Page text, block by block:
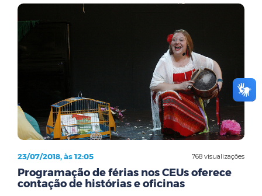
768 visualizações
23/07/2018, às 12:05
Programação de férias nos CEUs oferece
contação de histórias e oficinas